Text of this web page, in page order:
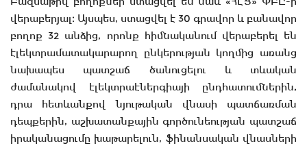
վերաբերյալ։ Այսպես, ստացվել է 30 գրավոր և բանավոր
բողոք 32 անձից, որոնք հիմնականում վերաբերել են
էլեկտրամատակարարող ընկերության կողմից առանց
նախապես պատշաճ ծանուցելու և տևական
ժամանակով էլեկտրաէներգիայի ընդհատումներին,
դրա հետևանքով նյութական վնասի պատճառման
դեպքերին, աշխատանքային գործունեության պատշաճ
իրականացումը խաթարելուն, ֆինանսական վնասների